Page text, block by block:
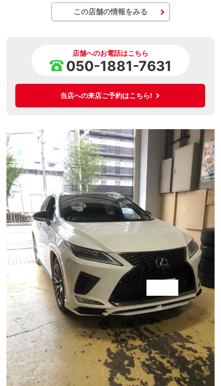
この店舗の情報をみる
店舗へのお電話はこちら
050-1881-7631
当店への来店ご予約はこちら!